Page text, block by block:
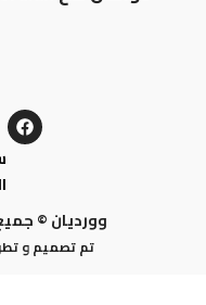
وورديان ©
تم تصميم و